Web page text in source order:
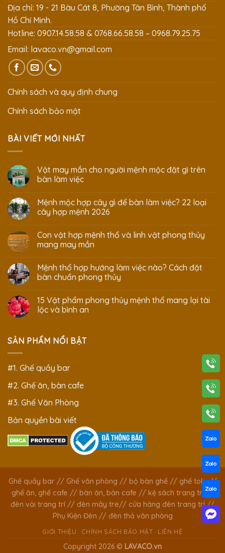
Địa chỉ: 19 - 21 Bàu Cát 8, Phường Tân Bình, Thành phố
Hồ Chí Minh.
Hotline: 0907.14.58.58 & 0768.66.58.58 – 0968.79.25.75
Email: lavaco.vn@gmail.com
Chính sách và quy định chung
Chính sách bảo mật
BÀI VIẾT MỚI NHẤT
Vật may mắn cho người mệnh mộc đặt gì trên
bàn làm việc
Mệnh mộc hợp cây gì để bàn làm việc? 22 loại
cây hợp mệnh 2026
Con vật hợp mệnh thổ và linh vật phong thủy
mang may mắn
Mệnh thổ hợp hướng làm việc nào? Cách đặt
bàn chuẩn phong thủy
15 Vật phẩm phong thủy mệnh thổ mang lại tài
lộc và bình an
SẢN PHẨM NỔI BẬT
#1. Ghế quầy bar
#2. Ghế ăn, bàn cafe
#3. Ghế Văn Phòng
Bản quyền bài viết
Ghế quầy bar// Ghế văn phòng // bộ bàn ghế// ghế tolix//
ghế ăn, ghế cafe // bàn ăn, bàn cafe // kệ sách trang trí //
đèn vải trang trí // đèn mây tre// cửa hàng đèn trang trí//
Phụ Kiện Đèn // đèn thả văn phòng
GIỚI THIỆU CHÍNH SÁCH BẢO MẬT LIÊN HỆ
Copyright 2026 © LAVACO.vn